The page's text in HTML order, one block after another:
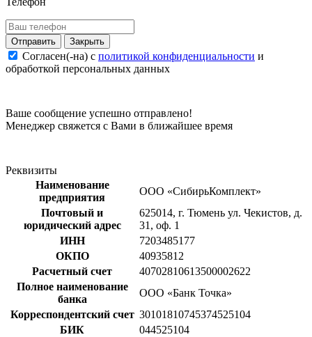
Закрыть
Согласен(-на) c политикой конфиденциальности и
обработкой персональных данных
Ваше сообщение успешно отправлено!
Менеджер свяжется с Вами в ближайшее время
Реквизиты
Наименование
предприятия
ООО «СибирьКомплект»
Почтовый и
юридический адрес
625014, г. Тюмень ул. Чекистов, д.
31, оф. 1
ИНН
7203485177
ОКПО
40935812
Расчетный счет
40702810613500002622
Полное наименование
банка
ООО «Банк Точка»
Корреспондентский счет 30101810745374525104
БИК
044525104